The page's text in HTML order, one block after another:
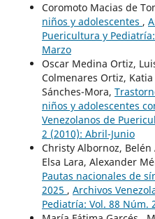
Coromoto Macias de
niños y adolescentes ,
Puericultura y
Marzo
Oscar Medina Ortiz,
Colmenares Ortiz,
Sánches-Mora,
niños y adolescentes
Venezolanos de
2 (2010): Abril-Junio
Christy Albornoz,
Elsa Lara, Alexander
Pautas nacionales de
2025 , Archivos
Pediatría: Vol. 88 Núm.